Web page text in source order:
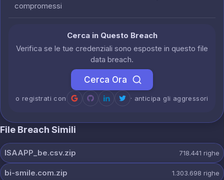
compromessi
Cerca in Questo Breach
Verifica se le tue credenziali sono esposte in questo file
data breach.
Cerca Ora
o registrati con · anticipa gli aggressori
File Breach Simili
ISAAPP_be.csv.zip 718.441 righe
bi-smile.com.zip 1.303.698 righe